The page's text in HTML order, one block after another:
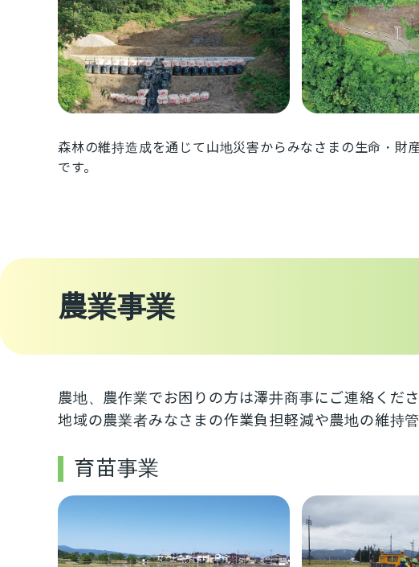
森林の維持造成を通じて山地災害からみなさまの生命・
です。
農業事業
農地、農作業でお困りの方は澤井商事にご連絡くださ
地域の農業者みなさまの作業負担軽減や農地の維持
育苗事業